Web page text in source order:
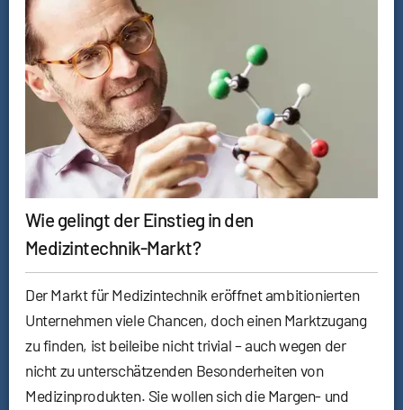
Wie gelingt der Einstieg in den
Medizintechnik-Markt?
Der Markt für Medizintechnik eröffnet ambitionierten
Unternehmen viele Chancen, doch einen Marktzugang
zu finden, ist beileibe nicht trivial – auch wegen der
nicht zu unterschätzenden Besonderheiten von
Medizinprodukten. Sie wollen sich die Margen- und